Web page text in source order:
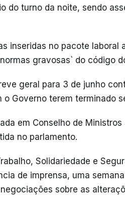
do turno da noite, sendo
inseridas no pacote laboral
gravosas` do código
geral para 3 de junho
Governo terem terminado
em Conselho de
no parlamento.
Solidariedade e
de imprensa, uma
sobre as